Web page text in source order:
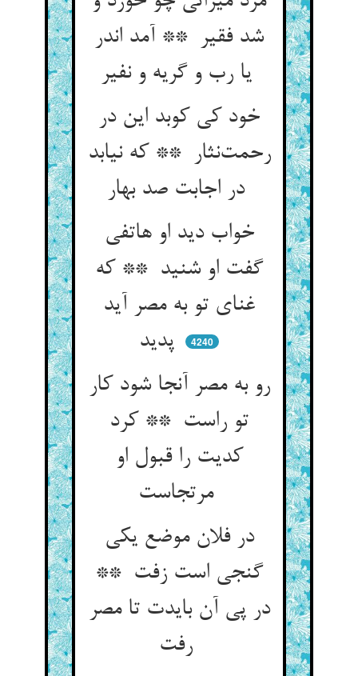
شد فقیر ** آمد اندر
یا رب و گریه و نفیر
خود کی کوبد این در
رحمت‌نثار ** که نیابد
در اجابت صد بهار
خواب دید او هاتفی
گفت او شنید ** که
غنای تو به مصر آید
4240
رو به مصر آنجا شود کار
تو راست ** کرد
کدیت را قبول او
مرتجاست
در فلان موضع یکی
گنجی است زفت **
در پی آن بایدت تا مصر